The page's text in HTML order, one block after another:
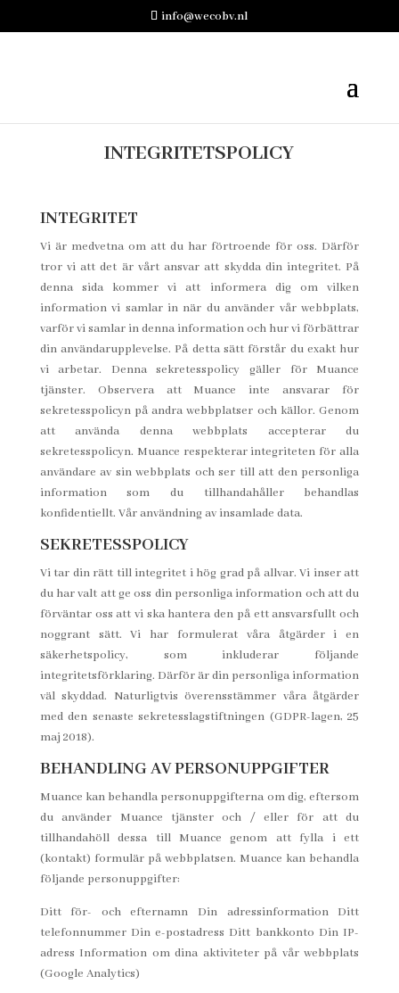
info@wecobv.nl
INTEGRITETSPOLICY
INTEGRITET
Vi är medvetna om att du har förtroende för oss. Därför
tror vi att det är vårt ansvar att skydda din integritet. På
denna sida kommer vi att informera dig om vilken
information vi samlar in när du använder vår webbplats,
varför vi samlar in denna information och hur vi förbättrar
din användarupplevelse. På detta sätt förstår du exakt hur
vi arbetar. Denna sekretesspolicy gäller för Muance
tjänster. Observera att Muance inte ansvarar för
sekretesspolicyn på andra webbplatser och källor. Genom
att använda denna webbplats accepterar du
sekretesspolicyn. Muance respekterar integriteten för alla
användare av sin webbplats och ser till att den personliga
information som du tillhandahåller behandlas
konfidentiellt. Vår användning av insamlade data.
SEKRETESSPOLICY
Vi tar din rätt till integritet i hög grad på allvar. Vi inser att
du har valt att ge oss din personliga information och att du
förväntar oss att vi ska hantera den på ett ansvarsfullt och
noggrant sätt. Vi har formulerat våra åtgärder i en
säkerhetspolicy, som inkluderar följande
integritetsförklaring. Därför är din personliga information
väl skyddad. Naturligtvis överensstämmer våra åtgärder
med den senaste sekretesslagstiftningen (GDPR-lagen, 25
maj 2018).
BEHANDLING AV PERSONUPPGIFTER
Muance kan behandla personuppgifterna om dig, eftersom
du använder Muance tjänster och / eller för att du
tillhandahöll dessa till Muance genom att fylla i ett
(kontakt) formulär på webbplatsen. Muance kan behandla
följande personuppgifter:
Ditt för- och efternamn Din adressinformation Ditt
telefonnummer Din e-postadress Ditt bankkonto Din IP-
adress Information om dina aktiviteter på vår webbplats
(Google Analytics)